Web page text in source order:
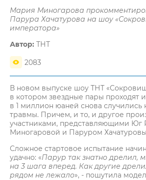
Мария Миногарова
Парура Хачатурова на шоу
императора»
Автор: ТНТ
2083
В новом выпуске шоу ТНТ
в котором звездные пары проходят
в 1 миллион юаней снова случились
травмы. Причем, и то, и другое
участниками, представляющими Юг
Миногаровой и Паруром
Сложное стартовое испытание
удачно: «Парур так знатно дрелил,
на 3 шага вперед. Как другие
рядом не лежало», - пошутила